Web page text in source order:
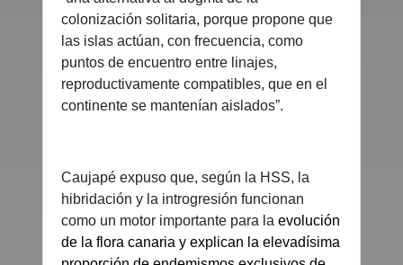
colonización solitaria, porque propone que
las islas actúan, con frecuencia, como
puntos de encuentro entre linajes,
reproductivamente compatibles, que en el
continente se mantenían aislados”.
Caujapé expuso que, según la HSS, la
hibridación y la introgresión funcionan
como un motor importante para la evolución
de la flora canaria y explican la elevadísima